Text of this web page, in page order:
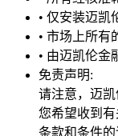
• 仅安装迈凯
• 市场上所有
• 由迈凯伦
免责声明:
请注意，迈
您希望收到
条款和条件